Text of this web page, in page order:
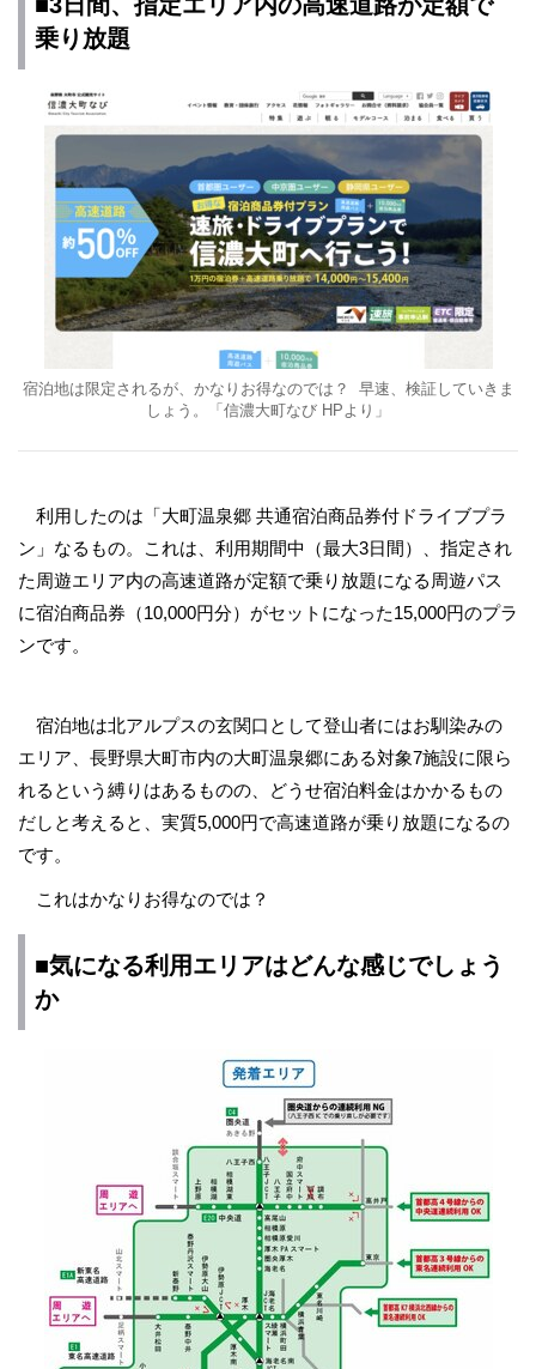
乗り放題
宿泊地は限定されるが、かなりお得なのでは？ 早速、検証していきま
しょう。「信濃大町なび HPより」
利用したのは「大町温泉郷 共通宿泊商品券付ドライブプラ
ン」なるもの。これは、利用期間中（最大3日間）、指定され
た周遊エリア内の高速道路が定額で乗り放題になる周遊パス
に宿泊商品券（10,000円分）がセットになった15,000円のプラ
ンです。
宿泊地は北アルプスの玄関口として登山者にはお馴染みの
エリア、長野県大町市内の大町温泉郷にある対象7施設に限ら
れるという縛りはあるものの、どうせ宿泊料金はかかるもの
だしと考えると、実質5,000円で高速道路が乗り放題になるの
です。
これはかなりお得なのでは？
■気になる利用エリアはどんな感じでしょう
か